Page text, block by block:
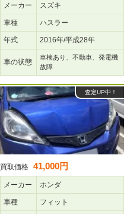
メーカー スズキ
車種 ハスラー
年式 2016年/平成28年
車の状態
車検あり、不動車、発電機
故障
査定UP中！
買取価格 41,000円
メーカー ホンダ
車種 フィット